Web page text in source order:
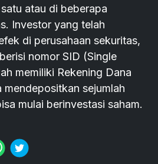
atau di beberapa
Investor yang telah
di perusahaan sekuritas,
nomor SID (Single
memiliki Rekening Dana
mendepositkan sejumlah
mulai berinvestasi saham.